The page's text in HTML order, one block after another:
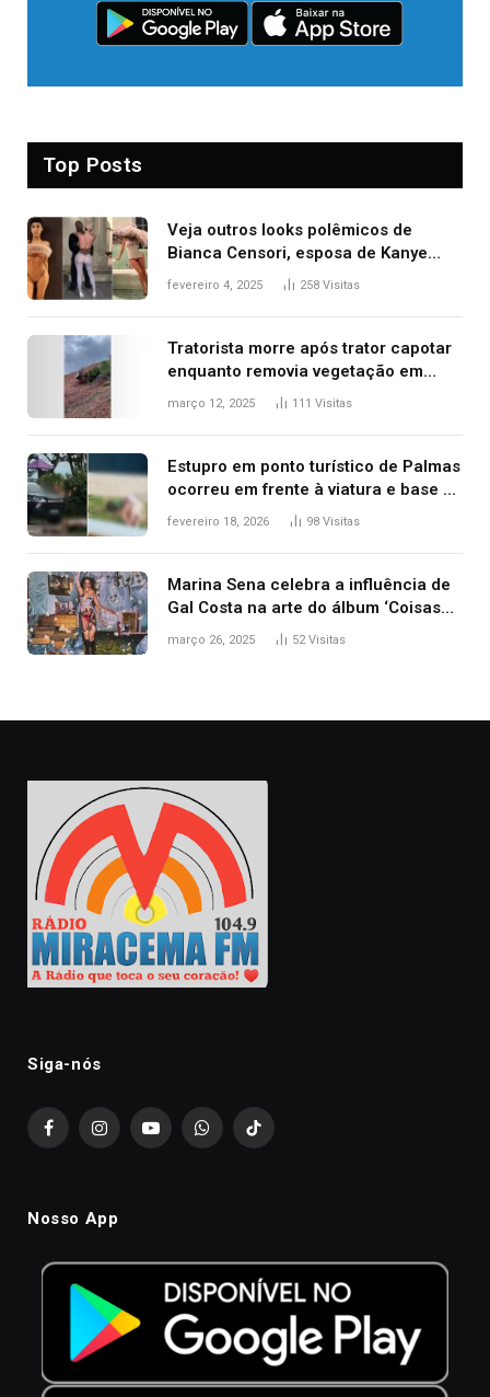
Top Posts
Veja outros looks polêmicos de
Bianca Censori, esposa de Kanye
West que apareceu nua no Grammy
fevereiro 4, 2025 258 Visitas
Tratorista morre após trator capotar
enquanto removia vegetação em
ribanceira de rodovia
março 12, 2025 111 Visitas
Estupro em ponto turístico de Palmas
ocorreu em frente à viatura e base de
segurança; polícia investiga
fevereiro 18, 2026 98 Visitas
Marina Sena celebra a influência de
Gal Costa na arte do álbum ‘Coisas
naturais’
março 26, 2025 52Visitas
Siga-nós
FacebookInstagramYouTubeWhatsAppTikTok
Nosso App